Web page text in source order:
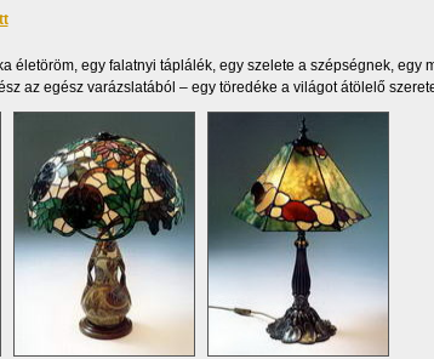
életöröm, egy falatnyi táplálék, egy szelete a szépségnek, egy
az egész varázslatából – egy töredéke a világot átölelő